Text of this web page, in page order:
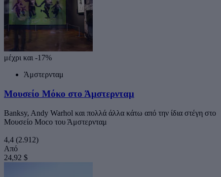
μέχρι και -17%
Άμστερνταμ
Μουσείο Μόκο στο Άμστερνταμ
Banksy, Andy Warhol και πολλά άλλα κάτω από την ίδια στέγη στο
Μουσείο Moco του Άμστερνταμ
4,4 (2.912)
Από
24,92 $